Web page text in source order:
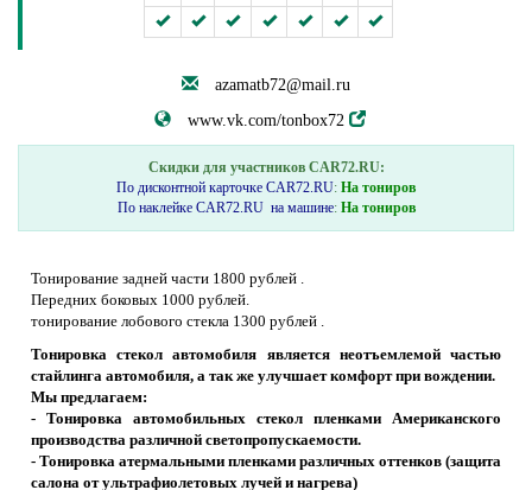
azamatb72@mail.ru
www.vk.com/tonbox72
Скидки для участников CAR72.RU:
По дисконтной карточке CAR72.RU: На тониров
По наклейке CAR72.RU на машине: На тониров
Тонирование задней части 1800 рублей .
Передних боковых 1000 рублей.
тонирование лобового стекла 1300 рублей .
Тонировка стекол автомобиля является неотъемлемой частью
стайлинга автомобиля, а так же улучшает комфорт при вождении.
Мы предлагаем:
- Тонировка автомобильных стекол пленками Американского
производства различной светопропускаемости.
- Тонировка атермальными пленками различных оттенков (защита
салона от ультрафиолетовых лучей и нагрева)